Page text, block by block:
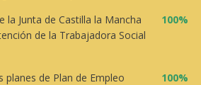
la Junta de Castilla la Mancha
de la Trabajadora Social
100%
de Plan de Empleo
100%